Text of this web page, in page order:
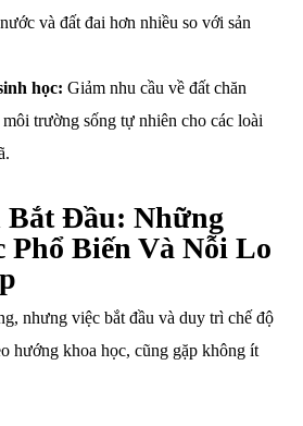
và đất đai hơn nhiều so với sản
học: Giảm nhu cầu về đất chăn
trường sống tự nhiên cho các loài
Đầu: Những
Phổ Biến Và Nỗi Lo
nhưng việc bắt đầu và duy trì chế độ
hướng khoa học, cũng gặp không ít